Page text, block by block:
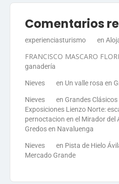
Comentarios
experienciasturismo en
FRANCISCO MASCARO
ganadería
Nieves en Un valle rosa en
Nieves en Grandes
Exposiciones Lienzo Norte:
pernoctacion en el Mirador del
Gredos en Navaluenga
Nieves en Pista de Hielo
Mercado Grande